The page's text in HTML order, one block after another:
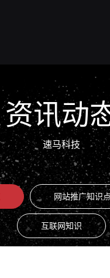
资讯动
速马科技
网站推广知识点
互联网知识